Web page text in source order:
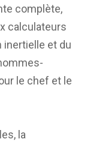
complète,
calculateurs
inertielle et du
le chef et le
la